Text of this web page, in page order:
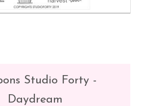
Studio Forty -
Daydream